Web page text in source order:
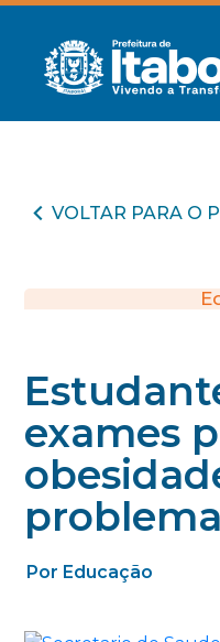
VOLTAR PARA O
exames
Por Educação